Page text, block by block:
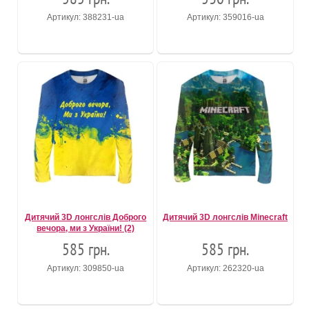
Артикул: 388231-ua Артикул: 359016-ua
Дитячий 3D лонгслів Доброго
вечора, ми з України! (2)
585 грн.
Артикул: 309850-ua
Дитячий 3D лонгслів Minecraft
585 грн.
Артикул: 262320-ua